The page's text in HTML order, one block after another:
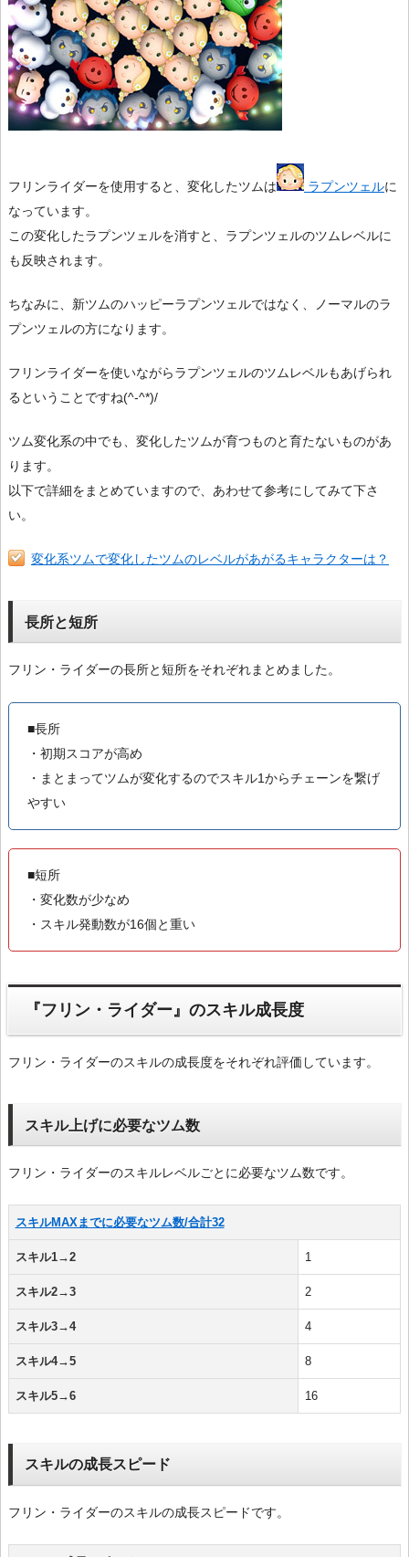
フリンライダーを使用すると、変化したツムは ラプンツェルに
なっています。
この変化したラプンツェルを消すと、ラプンツェルのツムレベルに
も反映されます。
ちなみに、新ツムのハッピーラプンツェルではなく、ノーマルのラ
プンツェルの方になります。
フリンライダーを使いながらラプンツェルのツムレベルもあげられ
るということですね(^-^*)/
ツム変化系の中でも、変化したツムが育つものと育たないものがあ
ります。
以下で詳細をまとめていますので、あわせて参考にしてみて下さ
い。
変化系ツムで変化したツムのレベルがあがるキャラクターは？
長所と短所
フリン・ライダーの長所と短所をそれぞれまとめました。
■長所
・初期スコアが高め
・まとまってツムが変化するのでスキル1からチェーンを繋げ
やすい
■短所
・変化数が少なめ
・スキル発動数が16個と重い
『フリン・ライダー』のスキル成長度
フリン・ライダーのスキルの成長度をそれぞれ評価しています。
スキル上げに必要なツム数
フリン・ライダーのスキルレベルごとに必要なツム数です。
スキルMAXまでに必要なツム数/合計32
スキル1→2 1
スキル2→3 2
スキル3→4 4
スキル4→5 8
スキル5→6 16
スキルの成長スピード
フリン・ライダーのスキルの成長スピードです。